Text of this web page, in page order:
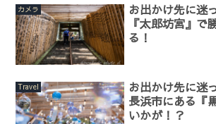
カメラ
お出かけ先に迷
『太郎坊宮』で
る！
Travel
お出かけ先に迷
長浜市にある『
いかが！？